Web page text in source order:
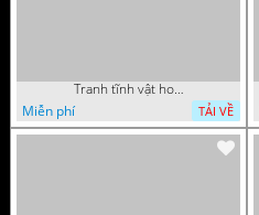
Tranh tĩnh vật hoa quả sơn dầu độc đáo đẹp
Miễn phí
TẢI VỀ